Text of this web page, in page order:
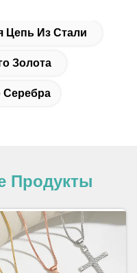
Цепь Из Стали
Золота
Серебра
Продукты